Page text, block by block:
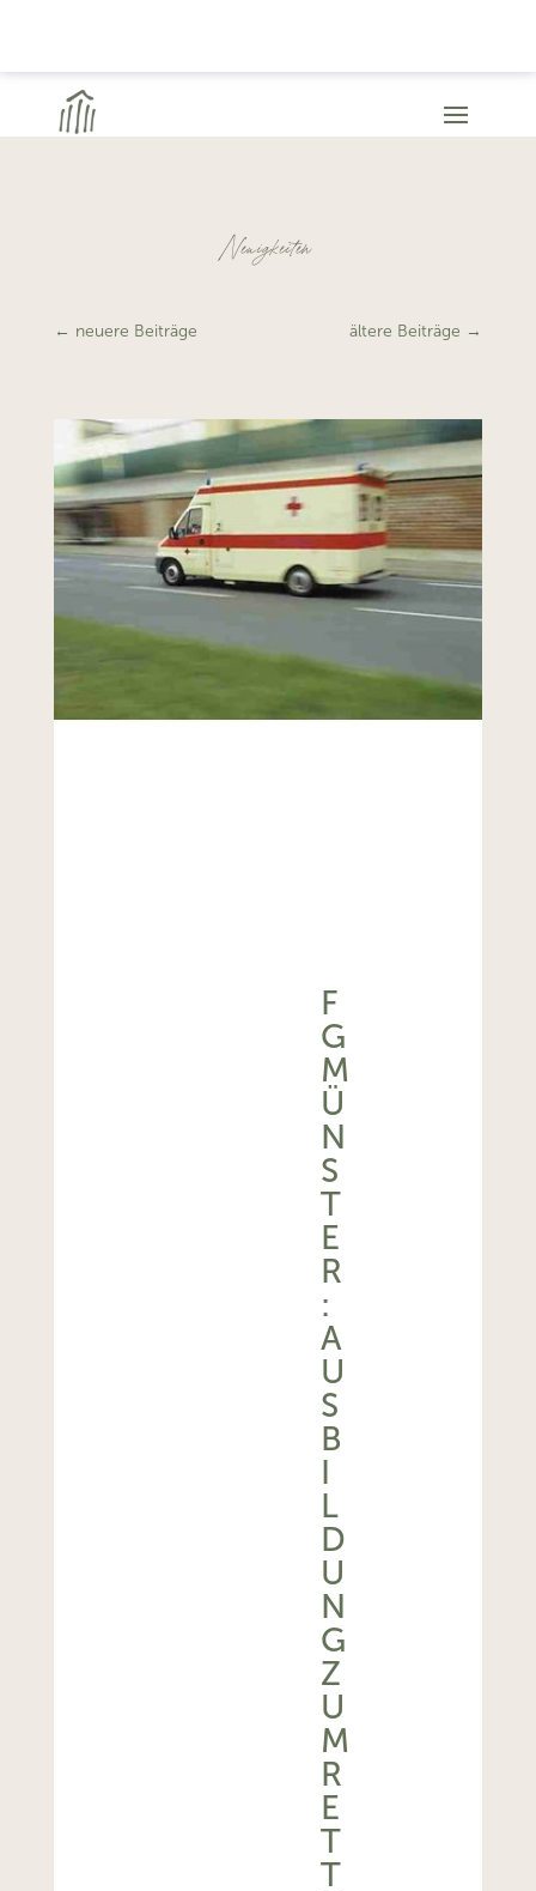
Neuigkeiten
← neuere Beiträge ältere Beiträge →
F
G
M
Ü
N
S
T
E
R
:
A
U
S
B
I
L
D
U
N
G
Z
U
M
R
E
T
T